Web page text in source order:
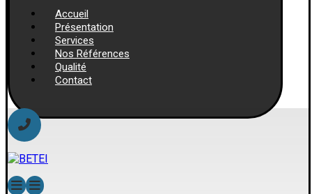
Accueil
Présentation
Services
Nos Références
Qualité
Contact